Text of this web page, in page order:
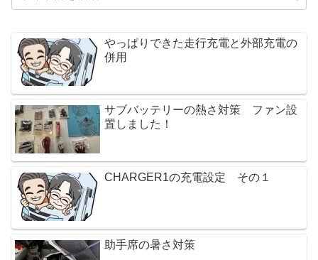
やっぱりできた走行充電と外部充電の
併用
サブバッテリーの熱さ対策 ファン設
置しました！
CHARGER1の充電設定 その１
助手席の暑さ対策